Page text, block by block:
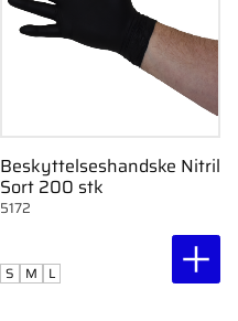
Beskyttelseshandske Nitril
Sort 200 stk
5172
S M L